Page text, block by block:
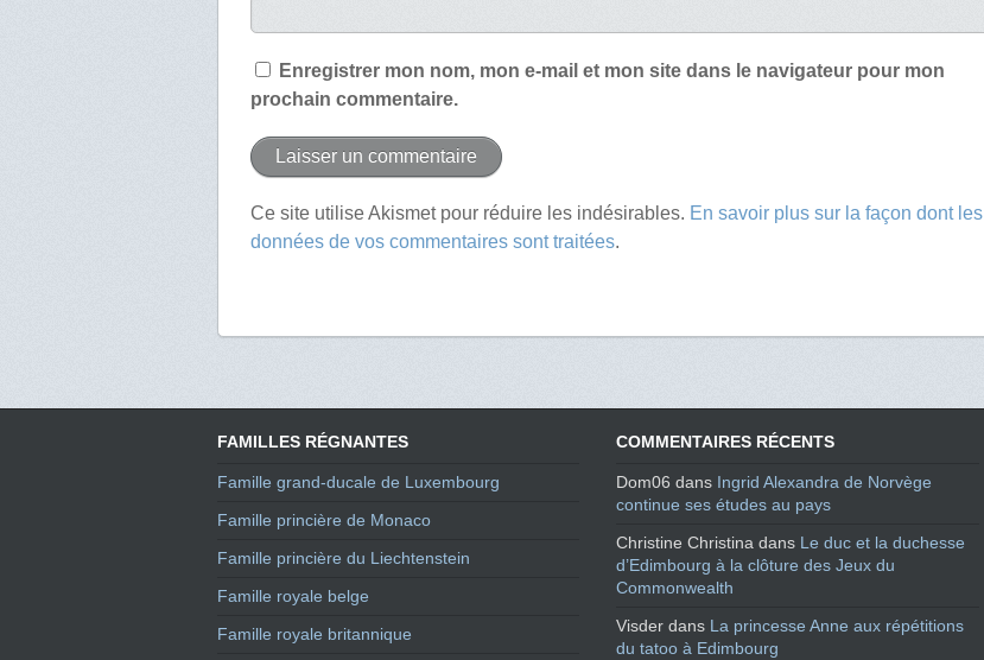
Enregistrer mon nom, mon e-mail et mon site dans le navigateur pour mon
prochain commentaire.
Ce site utilise Akismet pour réduire les indésirables. En savoir plus sur la façon dont les
données de vos commentaires sont traitées.
FAMILLES RÉGNANTES
Famille grand-ducale de Luxembourg
Famille princière de Monaco
Famille princière du Liechtenstein
Famille royale belge
Famille royale britannique
COMMENTAIRES RÉCENTS
Dom06 dans Ingrid Alexandra de Norvège
continue ses études au pays
Christine Christina dans Le duc et la duchesse
d’Edimbourg à la clôture des Jeux du
Commonwealth
Visder dans La princesse Anne aux répétitions
du tatoo à Edimbourg